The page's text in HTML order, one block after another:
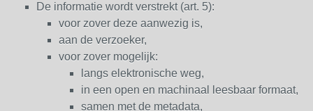
De informatie wordt verstrekt (art. 5):
voor zover deze aanwezig is,
aan de verzoeker,
voor zover mogelijk:
langs elektronische weg,
in een open en machinaal leesbaar formaat,
samen met de metadata,